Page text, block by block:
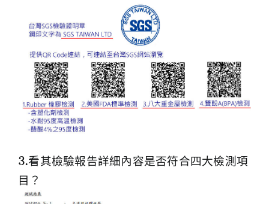
3.看其檢驗報告詳細內容是否符合四大檢測項
目？